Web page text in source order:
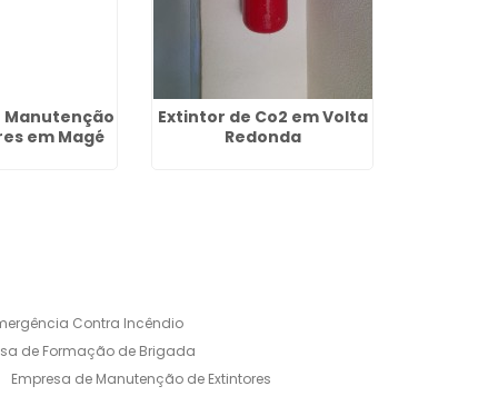
Manutenção
em Magé
Extintor de Co2 em Volta
Redonda
Contra Incêndio
de Formação de Brigada
Empresa de Manutenção de Extintores